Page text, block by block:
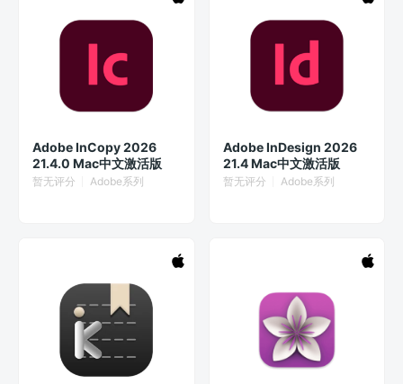
Adobe InCopy 2026
21.4.0 Mac中文激活版
暂无评分 Adobe系列
Adobe InDesign 2026
21.4 Mac中文激活版
暂无评分 Adobe系列